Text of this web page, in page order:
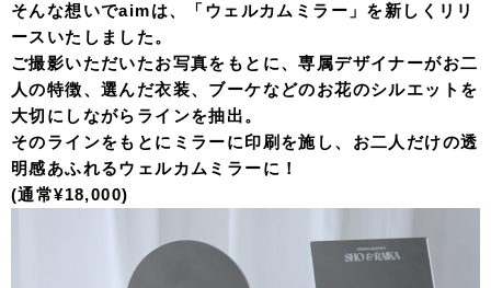
そんな想いでaimは、「ウェルカムミラー」を新しくリリ
ースいたしました。
ご撮影いただいたお写真をもとに、専属デザイナーがお二
人の特徴、選んだ衣装、ブーケなどのお花のシルエットを
大切にしながらラインを抽出。
そのラインをもとにミラーに印刷を施し、お二人だけの透
明感あふれるウェルカムミラーに！
(通常¥18,000)